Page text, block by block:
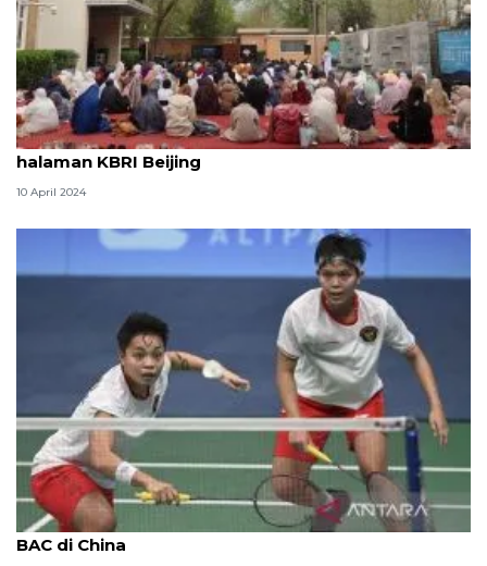
Ratusan WNI laksanakan shalat Idul Fitri di
halaman KBRI Beijing
10 April 2024
Ganda putri Apriyani Rahayu/Siti Fadia batal ikut
BAC di China